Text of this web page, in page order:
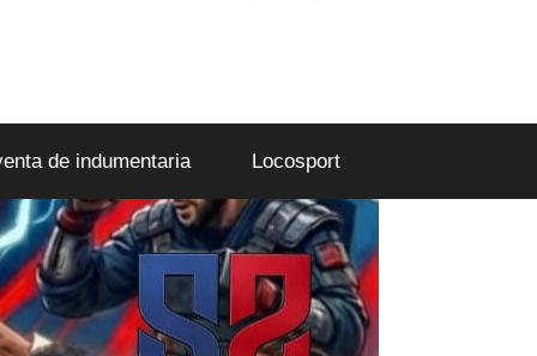
de indumentaria Locosport